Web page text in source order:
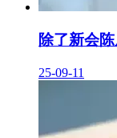
除了新会
25-09-11